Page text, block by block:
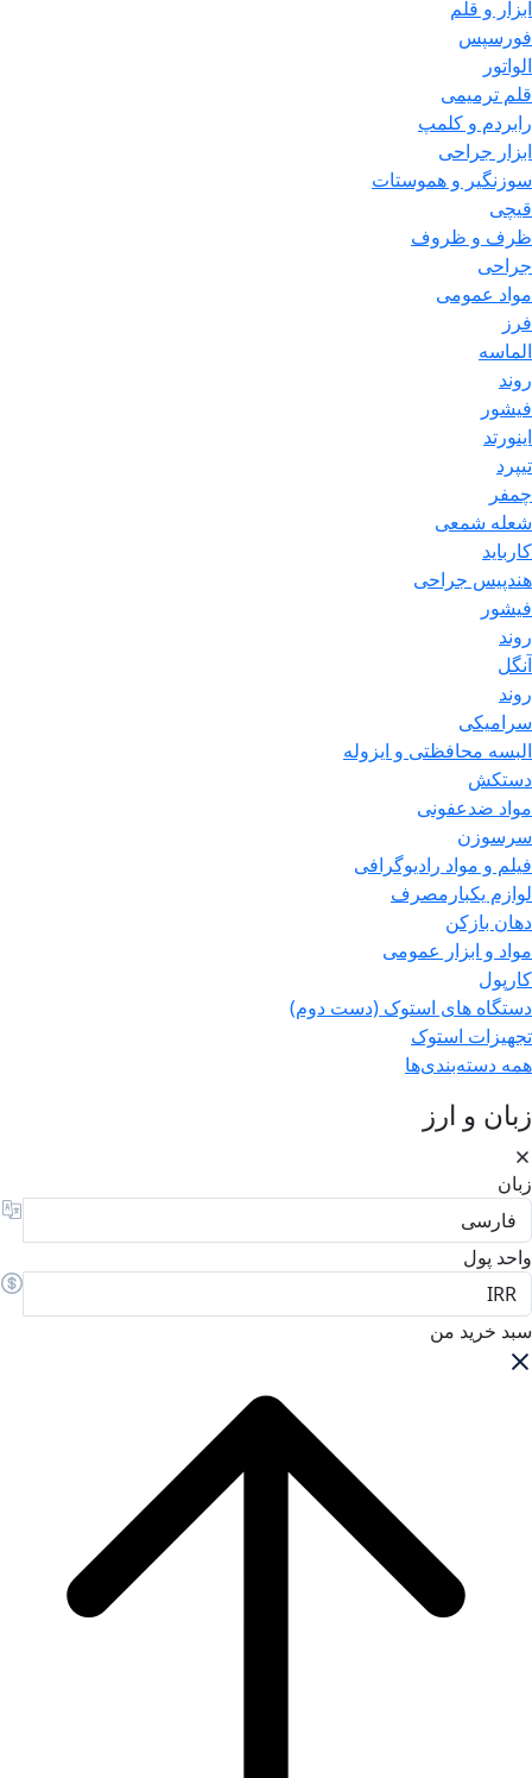
ابزار و قلم
فورسپس
الواتور
قلم ترمیمی
رابردم و کلمپ
ابزار جراحی
سوزنگیر و هموستات
قیچی
ظرف و ظروف
جراحی
مواد عمومی
فرز
الماسه
روند
فیشور
اینورتد
تیپرد
چمفر
شعله شمعی
کارباید
هندپیس جراحی
فیشور
روند
آنگل
روند
سرامیکی
البسه محافظتی و ایزوله
دستکش
مواد ضدعفونی
سرسوزن
فیلم و مواد رادیوگرافی
لوازم یکبارمصرف
دهان بازکن
مواد و ابزار عمومی
کارپول
دستگاه های استوک (دست دوم)
تجهیزات استوک
همه دسته‌بندی‌ها
زبان و ارز
زبان
واحد پول
سبد خرید من